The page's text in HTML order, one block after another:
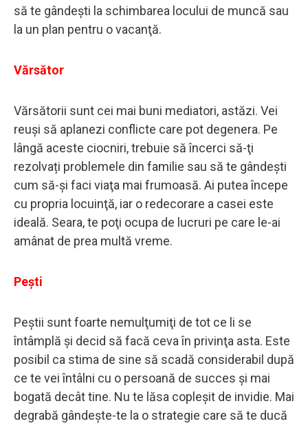
să te gândeşti la schimbarea locului de muncă sau
la un plan pentru o vacanţă.
Vărsător
Vărsătorii sunt cei mai buni mediatori, astăzi. Vei
reuşi să aplanezi conflicte care pot degenera. Pe
lângă aceste ciocniri, trebuie să încerci să-ţi
rezolvați problemele din familie sau să te gândeşti
cum să-şi faci viaţa mai frumoasă. Ai putea începe
cu propria locuinţă, iar o redecorare a casei este
ideală. Seara, te poţi ocupa de lucruri pe care le-ai
amânat de prea multă vreme.
Pești
Peştii sunt foarte nemulţumiţi de tot ce li se
întâmplă şi decid să facă ceva în privinţa asta. Este
posibil ca stima de sine să scadă considerabil după
ce te vei întâlni cu o persoană de succes şi mai
bogată decât tine. Nu te lăsa copleşit de invidie. Mai
degrabă gândeşte-te la o strategie care să te ducă